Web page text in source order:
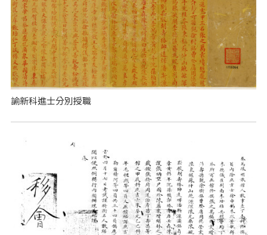
諭新科進士分別授職